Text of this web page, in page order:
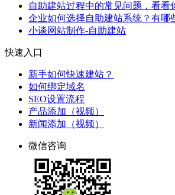
自助建站过程中的常见问题，看看
企业如何选择自助建站系统？有哪
小谈网站制作-自助建站
快速入口
新手如何快速建站？
如何绑定域名
SEO设置流程
产品添加（视频）
新闻添加（视频）
微信咨询